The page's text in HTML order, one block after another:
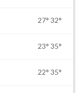
27° 32°
23° 35°
22° 35°